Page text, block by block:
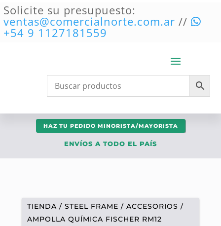
Solicite su presupuesto:
ventas@comercialnorte.com.ar //
+54 9 1127181559
HAZ TU PEDIDO MINORISTA/MAYORISTA
ENVÍOS A TODO EL PAÍS
TIENDA / STEEL FRAME / ACCESORIOS /
AMPOLLA QUÍMICA FISCHER RM12